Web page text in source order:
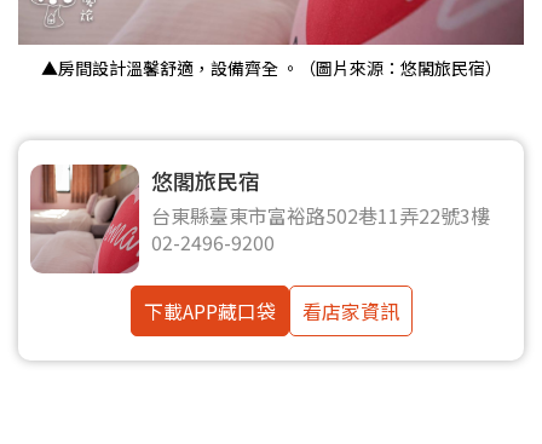
▲房間設計溫馨舒適，設備齊全 。（圖片來源：悠閣旅民宿）
悠閣旅民宿
台東縣臺東市富裕路502巷11弄22號3樓
02-2496-9200
下載APP藏口袋 看店家資訊